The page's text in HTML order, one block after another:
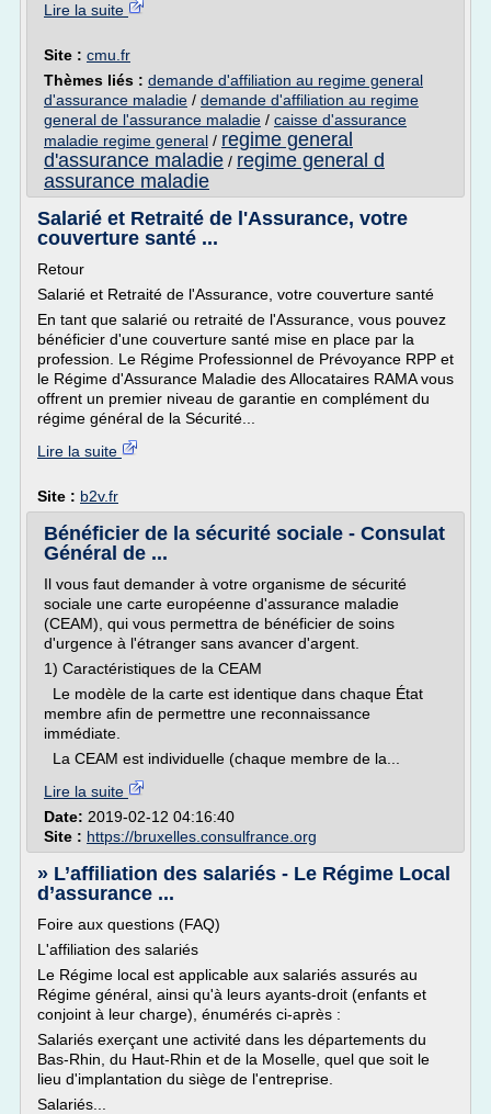
Lire la suite
Site : cmu.fr
Thèmes liés : demande d'affiliation au regime general
d'assurance maladie / demande d'affiliation au regime
general de l'assurance maladie / caisse d'assurance
maladie regime general / regime general
d'assurance maladie / regime general d
assurance maladie
Salarié et Retraité de l'Assurance, votre
couverture santé ...
Retour
Salarié et Retraité de l'Assurance, votre couverture santé
En tant que salarié ou retraité de l'Assurance, vous pouvez
bénéficier d'une couverture santé mise en place par la
profession. Le Régime Professionnel de Prévoyance RPP et
le Régime d'Assurance Maladie des Allocataires RAMA vous
offrent un premier niveau de garantie en complément du
régime général de la Sécurité...
Lire la suite
Site : b2v.fr
Bénéficier de la sécurité sociale - Consulat
Général de ...
Il vous faut demander à votre organisme de sécurité
sociale une carte européenne d'assurance maladie
(CEAM), qui vous permettra de bénéficier de soins
d'urgence à l'étranger sans avancer d'argent.
1) Caractéristiques de la CEAM
Le modèle de la carte est identique dans chaque État
membre afin de permettre une reconnaissance
immédiate.
La CEAM est individuelle (chaque membre de la...
Lire la suite
Date: 2019-02-12 04:16:40
Site : https://bruxelles.consulfrance.org
» L’affiliation des salariés - Le Régime Local
d’assurance ...
Foire aux questions (FAQ)
L'affiliation des salariés
Le Régime local est applicable aux salariés assurés au
Régime général, ainsi qu'à leurs ayants-droit (enfants et
conjoint à leur charge), énumérés ci-après :
Salariés exerçant une activité dans les départements du
Bas-Rhin, du Haut-Rhin et de la Moselle, quel que soit le
lieu d'implantation du siège de l'entreprise.
Salariés...